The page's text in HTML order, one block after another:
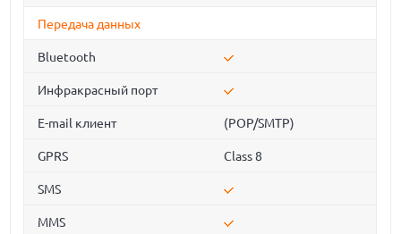
Передача данных
Bluetooth
Инфракрасный порт
E-mail клиент (POP/SMTP)
GPRS Class 8
SMS
MMS